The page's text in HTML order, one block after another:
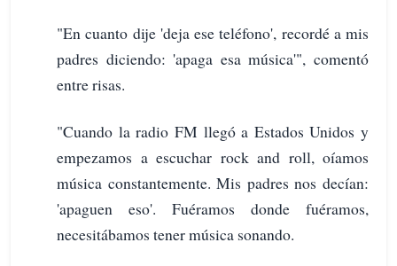
"En cuanto dije 'deja ese teléfono', recordé a mis
padres diciendo: 'apaga esa música'", comentó
entre risas.
"Cuando la radio FM llegó a Estados Unidos y
empezamos a escuchar rock and roll, oíamos
música constantemente. Mis padres nos decían:
'apaguen eso'. Fuéramos donde fuéramos,
necesitábamos tener música sonando.